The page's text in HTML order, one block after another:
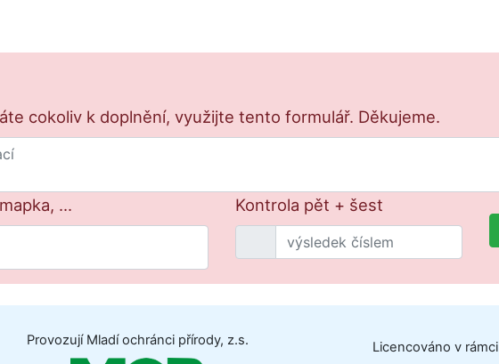
cokoliv k doplnění, využijte tento formulář. Děkujeme.
... Kontrola pět + šest
Provozují Mladí ochránci přírody, z.s. Licencováno v rámci